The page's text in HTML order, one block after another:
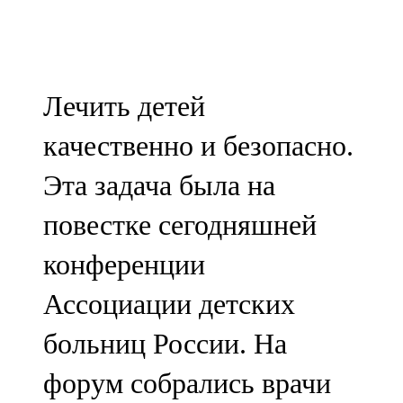
107,3 FM
Мөслим
100,0 FM
Нурлат
104,7 FM
Олы Әтнә
71,42 FM
Сарман
Лечить детей
качественно и безопасно.
Эта задача была на
повестке сегодняшней
конференции
Ассоциации детских
больниц России. На
форум собрались врачи